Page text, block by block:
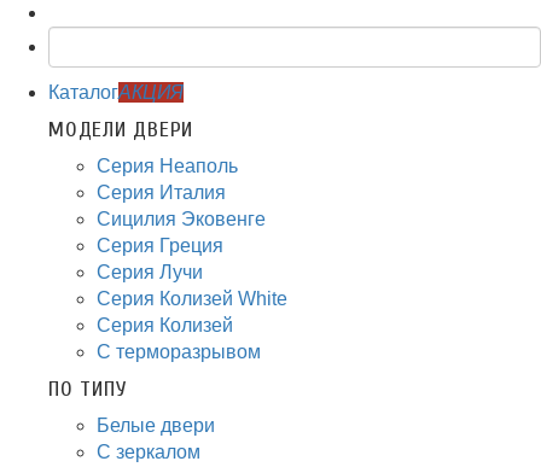
КаталогАКЦИЯ
МОДЕЛИ ДВЕРИ
Серия Неаполь
Серия Италия
Сицилия Эковенге
Серия Греция
Серия Лучи
Серия Колизей White
Серия Колизей
С терморазрывом
ПО ТИПУ
Белые двери
С зеркалом